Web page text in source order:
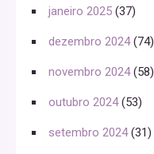
janeiro 2025 (37)
dezembro 2024(74)
novembro 2024(58)
outubro 2024(53)
setembro 2024(31)